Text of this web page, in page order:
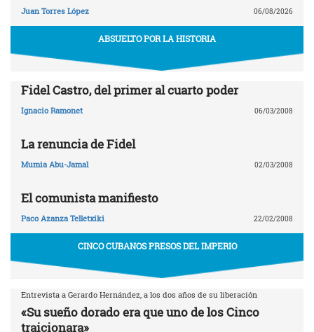
Juan Torres López 06/08/2026
ABSUELTO POR LA HISTORIA
Fidel Castro, del primer al cuarto poder
Ignacio Ramonet 06/03/2008
La renuncia de Fidel
Mumia Abu-Jamal 02/03/2008
El comunista manifiesto
Paco Azanza Telletxiki 22/02/2008
CINCO CUBANOS PRESOS DEL IMPERIO
Entrevista a Gerardo Hernández, a los dos años de su liberación
«Su sueño dorado era que uno de los Cinco
traicionara»